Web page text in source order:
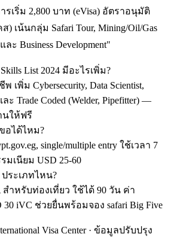
เริ่ม 2,800 บาท (eVisa) อัตราอนุมัติ
ส) เน้นกลุ่ม Safari Tour, Mining/Oil/Gas
ละ Business Development"
List 2024 มีอะไรเพิ่ม?
เพิ่ม Cybersecurity, Data Scientist,
ละ Trade Coded (Welder, Pipefitter) —
นให้ฟรี
อได้ไหม?
single/multiple entry ใช้เวลา 7
มเนียม USD 25-60
ประเภทไหน?
สำหรับท่องเที่ยว ใช้ได้ 90 วัน ค่า
30 iVC ช่วยยื่นพร้อมจอง safari Big Five
Visa Center · ข้อมูลปรับปรุง